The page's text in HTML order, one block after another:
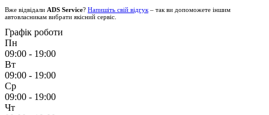
Вже відвідали ADS Service? Напишіть свій відгук – так ви допоможете іншим
автовласникам вибрати якісний сервіс.
Графік роботи
Пн
09:00 - 19:00
Вт
09:00 - 19:00
Ср
09:00 - 19:00
Чт